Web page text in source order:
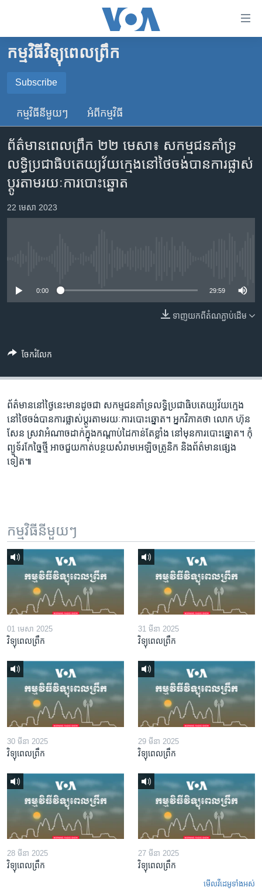
គេហទំព័រ​
ទាក់ទង
រំលង​
ទំព័រ​
ព័ត៌មាន​​
ម្តង
រំលង​
និង​
រំលង​
កាន់​
ស្វែង​
កម្ពុជា
អន្តរជាតិ
ចិន
ហេឡូវីអូអេ
កម្ពុជាច្នៃប្រតិដ្ឋ
ព្រឹត្តិការណ៍ព័ត៌មាន
ទូរទស្សន៍ / វីដេអូ​
កម្មវិធីវិទ្យុពេលព្រឹក
Subscribe
SUBSCRIBE
Spotify
កម្មវិធី​នីមួយៗ អំពី​កម្មវិធី​
ព័ត៌មានពេលព្រឹក ២២ មេសា៖ សកម្មជន​គាំទ្រ​
លទ្ធិ​ប្រជាធិបតេយ្យ​វ័យ​ក្មេង​នៅ​ថៃ​ចង់​បាន​ការផ្លាស់
ប្តូរ​តាមរយៈ​ការបោះឆ្នោត
22 មេសា 2023
0:00 29:59
ទាញ​យក​ពី​តំណភ្ជាប់​ដើម
ចែករំលែក
ព័ត៌មាន​នៅ​ថ្ងៃនេះ​មាន​ដូចជា សកម្មជន​គាំទ្រ​លទ្ធិ​ប្រជាធិបតេយ្យ​វ័យ​ក្មេង​
នៅ​ថៃ​ចង់​បាន​ការផ្លាស់ប្តូរ​តាមរយៈ​ការបោះឆ្នោត។ អ្នកវិភាគ​ថា លោក ហ៊ុន
សែន ស្រវា​អំណាច​ដាក់​ក្នុង​កណ្តាប់​ដៃ​កាន់តែ​ខ្លាំង នៅ​មុន​ការបោះឆ្នោត។ កុំ
ព្យូទ័រ​កែច្នៃ​ថ្មី អាច​ជួយ​កាត់​បន្ថយ​សំរាម​អេឡិចត្រូនិក និង​ព័ត៌មាន​ផ្សេង
ទៀត៕
កម្មវិធី​នីមួយៗ
01 មេសា 2025
វិទ្យុពេលព្រឹក
31 មីនា 2025
វិទ្យុពេលព្រឹក
30 មីនា 2025
វិទ្យុពេលព្រឹក
29 មីនា 2025
វិទ្យុពេលព្រឹក
28 មីនា 2025
វិទ្យុពេលព្រឹក
27 មីនា 2025
វិទ្យុពេលព្រឹក
មើល​វីដេអូ​ទាំង​អស់